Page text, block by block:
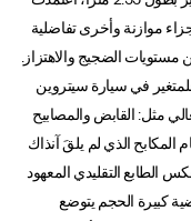
موازنة وأخرى تفاضلية
مستويات الضجيج والاهتزاز.
في سيارة سيتروين
مثل: القابض والمصابيح
المكابح الذي لم يلقَ آنذاك
الطابع التقليدي المعهود
كبيرة الحجم يتوضع